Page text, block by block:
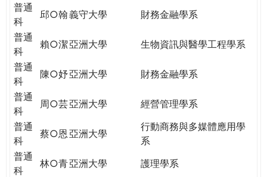
普通
科
邱○翰義守大學
財務金融學系
普通
科
賴○潔亞洲大學
生物資訊與醫學工程學系
普通
科
陳○妤亞洲大學
財務金融學系
普通
科
周○芸亞洲大學
經營管理學系
普通
科
蔡○恩 亞洲大學
行動商務與多媒體應用學
系
普通
科
林○青亞洲大學
護理學系